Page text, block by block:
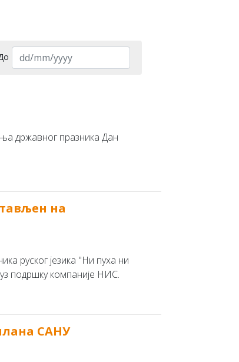
државног празника Дан
на
руског језика "Ни пуха ни
подршку компаније НИС.
САНУ